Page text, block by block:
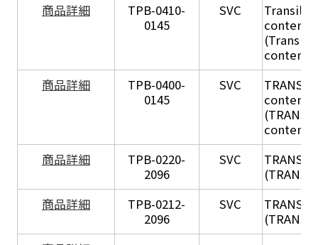
商品詳細
TPB-0410-
0145
SVC
Transil
content
(Transil
content
商品詳細
TPB-0400-
0145
SVC
content
content
商品詳細
TPB-0220-
2096
SVC TRANSIL
商品詳細
TPB-0212-
2096
SVC TRANSIL